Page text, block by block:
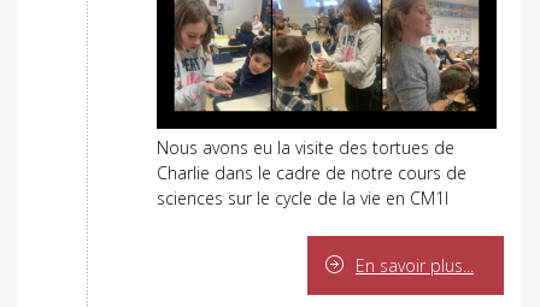
Nous avons eu la visite des tortues de
Charlie dans le cadre de notre cours de
sciences sur le cycle de la vie en CM1I
En savoir plus...